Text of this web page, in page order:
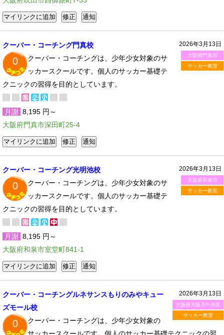
2026年3月13日
大阪府門真市
サッカー教室
クーバー・コーチング門真校
0
クーバー・コーチングは、少年少女対象のサ
ッカースクールです。個人のサッカー基礎テ
クニックの習得を目的としています。
月謝 8,195 円～
大阪府門真市深田町25-4
2026年3月13日
大阪府和泉市
サッカー教室
クーバー・コーチング光明池校
0
クーバー・コーチングは、少年少女対象のサ
ッカースクールです。個人のサッカー基礎テ
クニックの習得を目的としています。
月謝 8,195 円～
大阪府和泉市室堂町841-1
2026年3月13日
大阪府大阪市中央区
サッカー教室
クーバー・コーチングルネサンスもりのみやキュー
ズモール校
0
クーバー・コーチングは、少年少女対象の